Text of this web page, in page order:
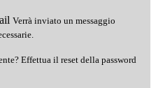
Verrà inviato un messaggio
Effettua il reset della password